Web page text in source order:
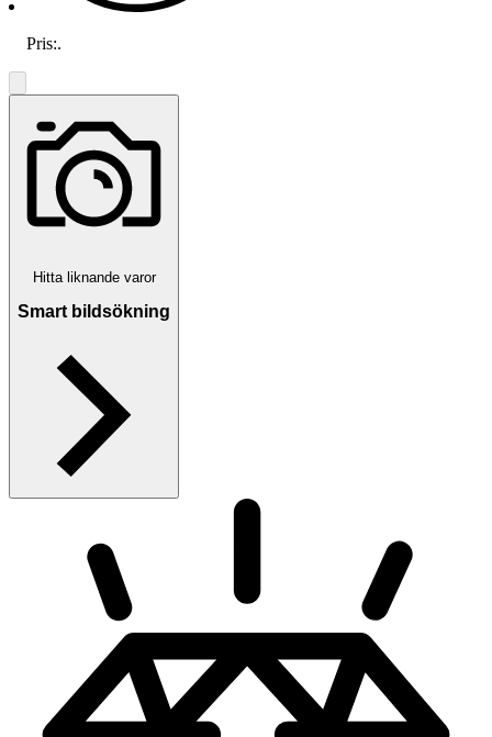
Pris:.
Hitta liknande varor
Smart bildsökning